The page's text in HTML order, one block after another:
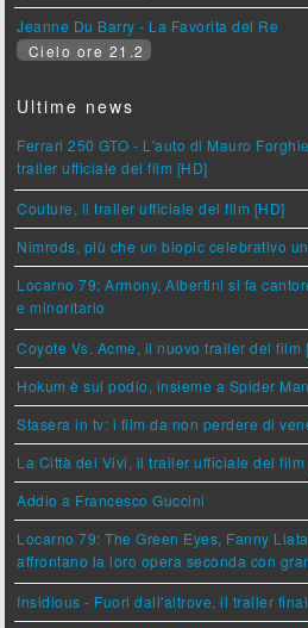
Jeanne Du Barry - La Favorita del Re
Cielo ore 21.2
Ultime news
Ferrari 250 GTO - L'auto di Mauro
trailer ufficiale del film [HD]
Couture, il trailer ufficiale del film [HD]
Nimrods, più che un biopic celebrativo
Locarno 79: Armony, Albertini si fa
e minoritario
Coyote Vs. Acme, il nuovo trailer del film
Hokum è sul podio, insieme a Spider
Stasera in tv: i film da non perdere di
La Città dei Vivi, il trailer ufficiale del film
Addio a Francesco Guccini
Locarno 79: The Green Eyes, Fanny
affrontano la loro opera seconda con
Insidious - Fuori dall'altrove, il trailer